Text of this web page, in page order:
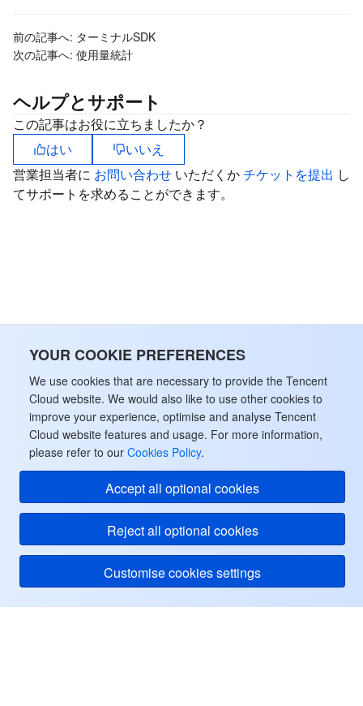
YOUR COOKIE PREFERENCES
We use cookies that are necessary to provide the Tencent
Cloud website. We would also like to use other cookies to
improve your experience, optimise and analyse Tencent
Cloud website features and usage. For more information,
please refer to our Cookies Policy.
Accept all optional cookies
Reject all optional cookies
Customise cookies settings
前の記事へ: ターミナルSDK
次の記事へ: 使用量統計
ヘルプとサポート
この記事はお役に立ちましたか？
はい
いいえ
営業担当者に お問い合わせ いただくかチケットを提出 し
てサポートを求めることができます。
Tencent Cloud